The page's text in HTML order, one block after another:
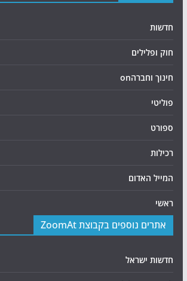
חדשות
חוק ופלילים
חינוך וחברהon
פוליטי
ספורט
רכילות
המייל האדום
ראשי
אתרים נוספים בקבוצת ZoomAt
חדשות ישראל